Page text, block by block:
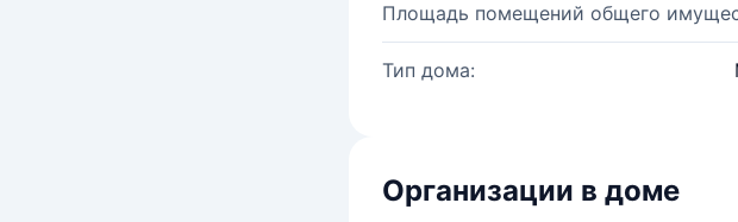
Площадь помещений общего
Тип дома:
Организации в доме